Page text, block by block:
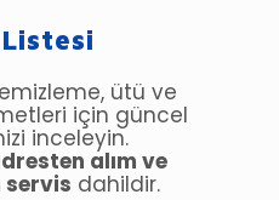
ütü ve
için güncel
inceleyin.
alım ve
servis dahildir.